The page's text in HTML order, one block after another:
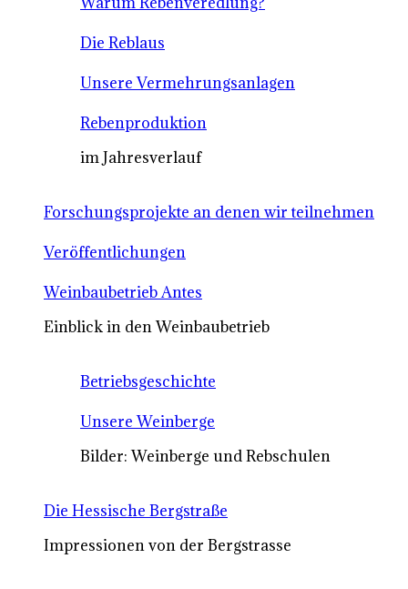
Die Reblaus
Unsere Vermehrungsanlagen
Rebenproduktion
im Jahresverlauf
Forschungsprojekte an denen wir teilnehmen
Veröffentlichungen
Weinbaubetrieb Antes
Einblick in den Weinbaubetrieb
Betriebsgeschichte
Unsere Weinberge
Bilder: Weinberge und Rebschulen
Die Hessische Bergstraße
Impressionen von der Bergstrasse